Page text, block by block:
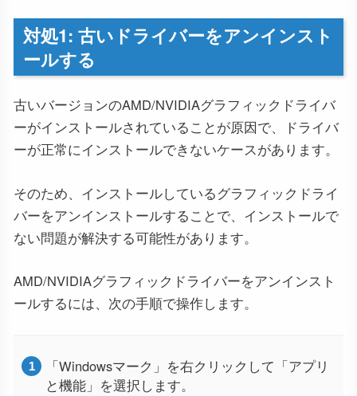
対処1: 古いドライバーをアンインスト
ールする
古いバージョンのAMD/NVIDIAグラフィックドライバ
ーがインストールされていることが原因で、ドライバ
ーが正常にインストールできないケースがあります。
そのため、インストールしているグラフィックドライ
バーをアンインストールすることで、インストールで
ない問題が解決する可能性があります。
AMD/NVIDIAグラフィックドライバーをアンインスト
ールするには、次の手順で操作します。
「Windowsマーク」を右クリックして「アプリ
と機能」を選択します。